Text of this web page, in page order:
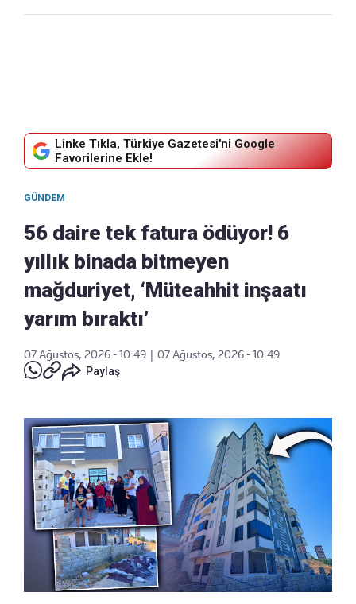
Linke Tıkla, Türkiye Gazetesi'ni Google
Favorilerine Ekle!
GÜNDEM
56 daire tek fatura ödüyor! 6
yıllık binada bitmeyen
mağduriyet, ‘Müteahhit inşaatı
yarım bıraktı’
07 Ağustos, 2026 - 10:49
07 Ağustos, 2026 - 10:49
Paylaş